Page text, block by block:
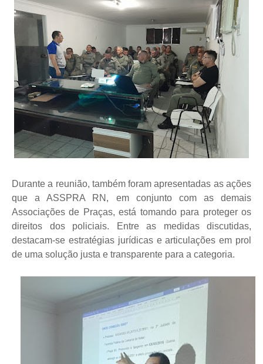
Durante a reunião, também foram apresentadas as ações
que a ASSPRA RN, em conjunto com as demais
Associações de Praças, está tomando para proteger os
direitos dos policiais. Entre as medidas discutidas,
destacam-se estratégias jurídicas e articulações em prol
de uma solução justa e transparente para a categoria.